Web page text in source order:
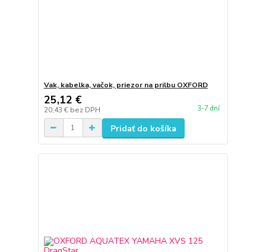
Vak, kabelka, vačok, priezor na prilbu OXFORD
25,12 €
20,43 € bez DPH 3-7 dní
Pridať do košíka